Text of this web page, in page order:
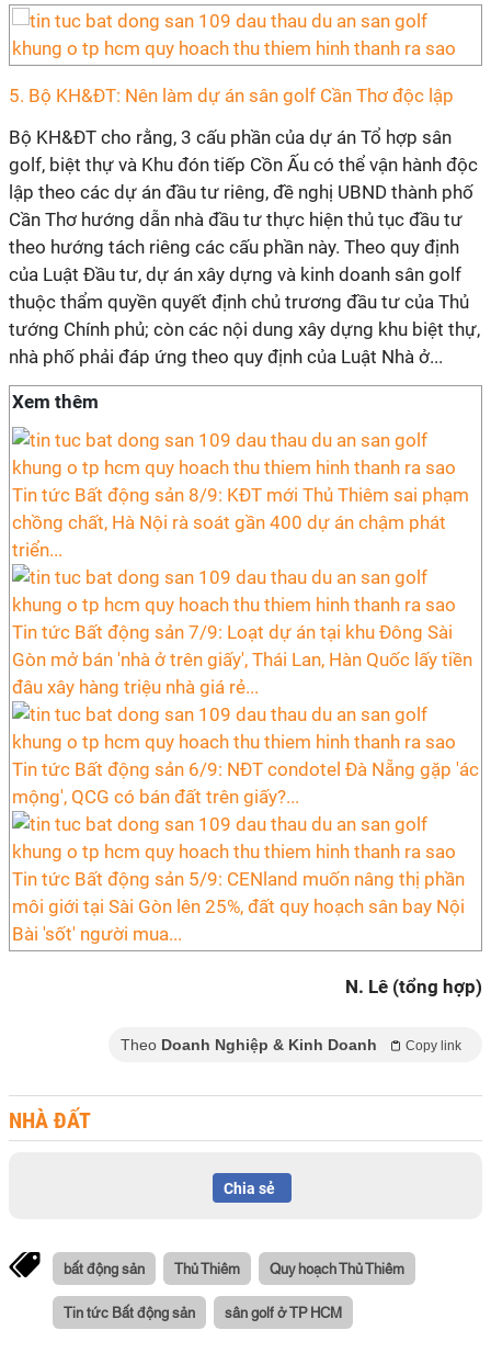
5. Bộ KH&ĐT: Nên làm dự án sân golf Cần Thơ độc lập
Bộ KH&ĐT cho rằng, 3 cấu phần của dự án Tổ hợp sân
golf, biệt thự và Khu đón tiếp Cồn Ấu có thể vận hành độc
lập theo các dự án đầu tư riêng, đề nghị UBND thành phố
Cần Thơ hướng dẫn nhà đầu tư thực hiện thủ tục đầu tư
theo hướng tách riêng các cấu phần này. Theo quy định
của Luật Đầu tư, dự án xây dựng và kinh doanh sân golf
thuộc thẩm quyền quyết định chủ trương đầu tư của Thủ
tướng Chính phủ; còn các nội dung xây dựng khu biệt thự,
nhà phố phải đáp ứng theo quy định của Luật Nhà ở...
Xem thêm
Tin tức Bất động sản 8/9: KĐT mới Thủ Thiêm sai phạm
chồng chất, Hà Nội rà soát gần 400 dự án chậm phát
triển...
Tin tức Bất động sản 7/9: Loạt dự án tại khu Đông Sài
Gòn mở bán 'nhà ở trên giấy', Thái Lan, Hàn Quốc lấy tiền
đâu xây hàng triệu nhà giá rẻ...
Tin tức Bất động sản 6/9: NĐT condotel Đà Nẵng gặp 'ác
mộng', QCG có bán đất trên giấy?...
Tin tức Bất động sản 5/9: CENland muốn nâng thị phần
môi giới tại Sài Gòn lên 25%, đất quy hoạch sân bay Nội
Bài 'sốt' người mua...
N. Lê (tổng hợp)
Theo Doanh Nghiệp & Kinh Doanh Copy link
NHÀ ĐẤT
Chia sẻ
bất động sản Thủ Thiêm Quy hoạch Thủ Thiêm
Tin tức Bất động sản sân golf ở TP HCM